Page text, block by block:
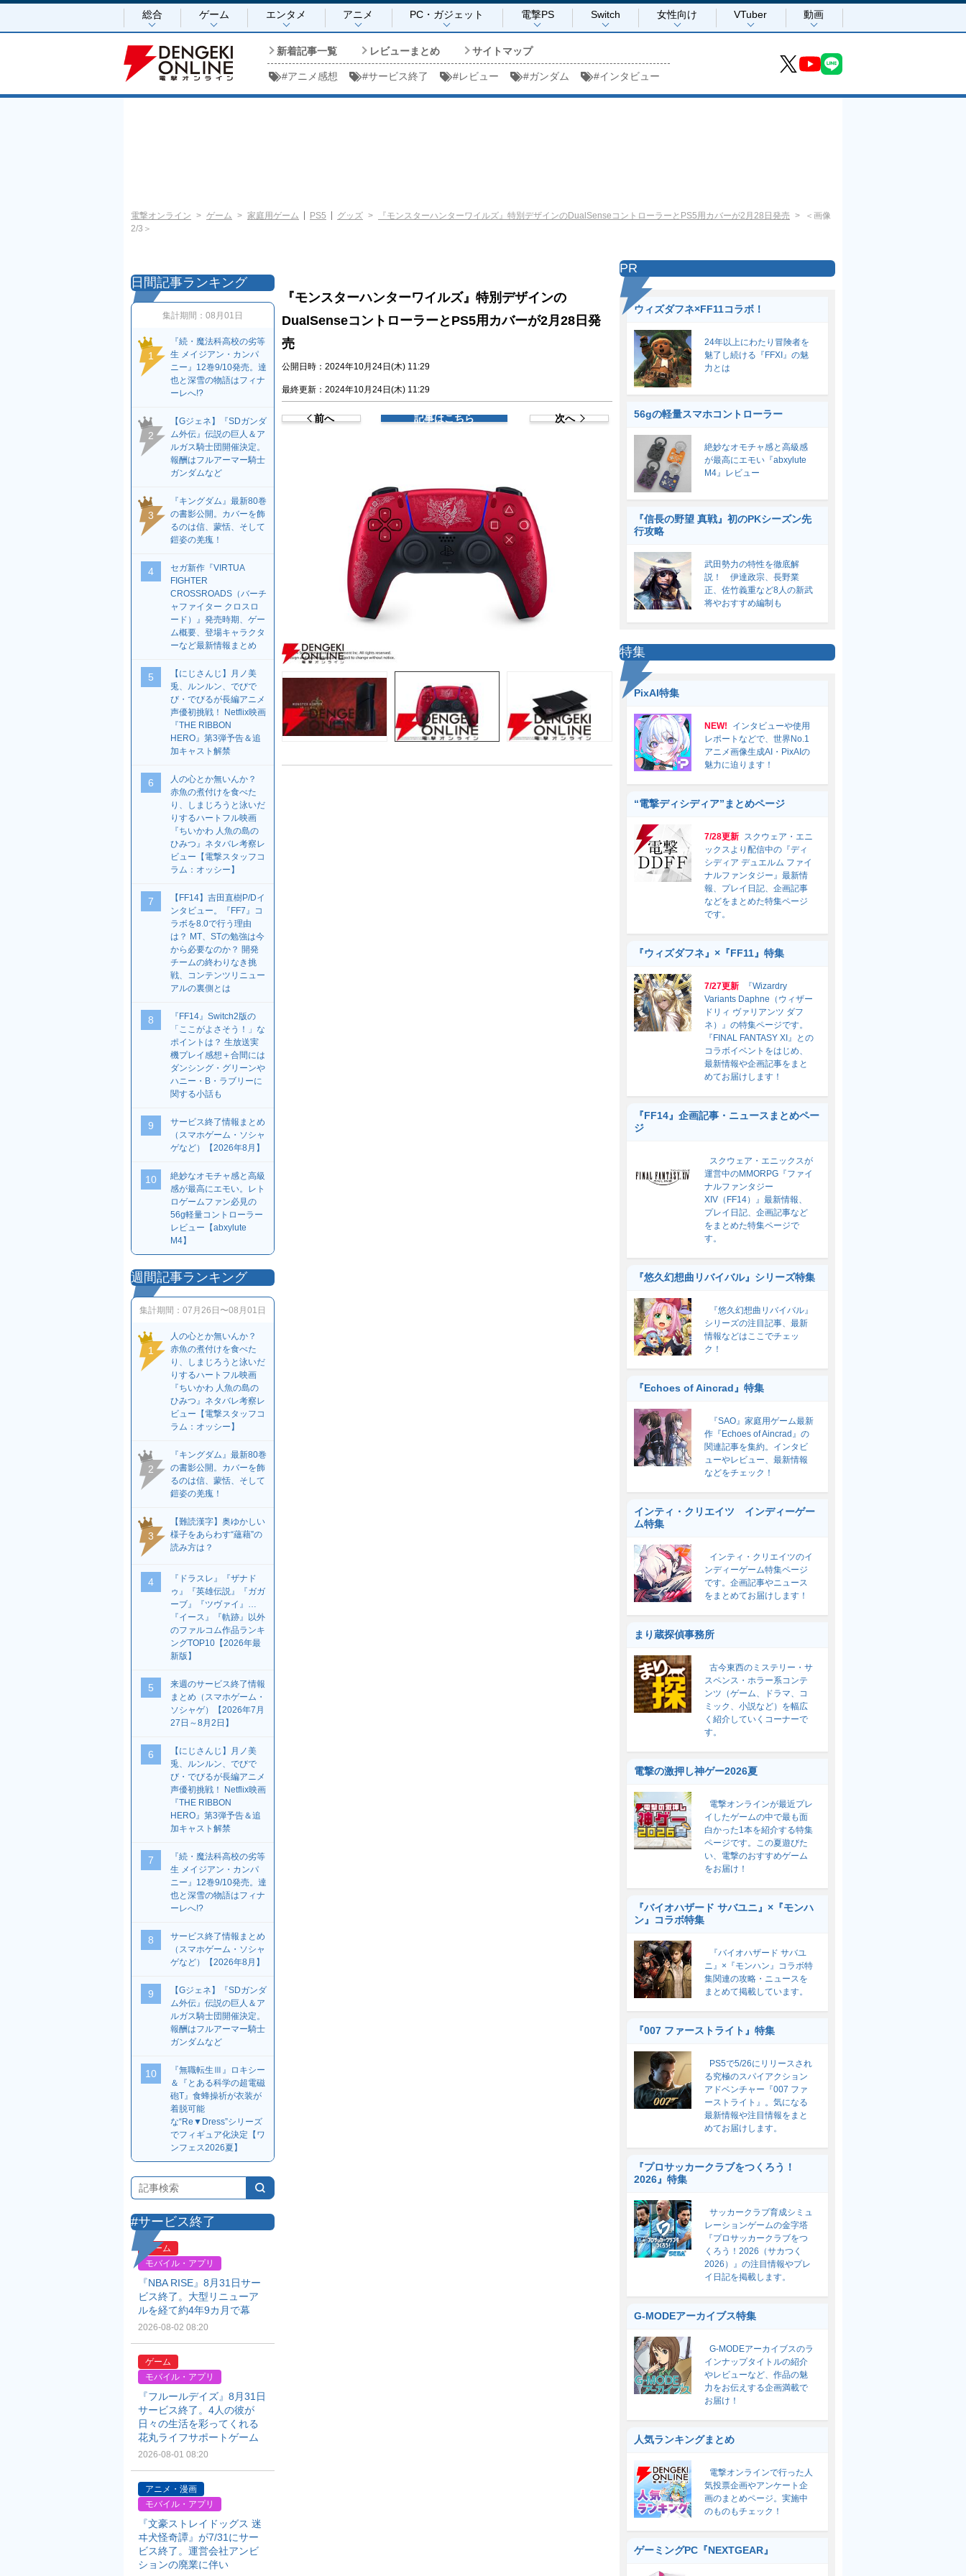
総合 ゲーム エンタメ アニメ PC・ガジェット 電撃PS Switch 女性向け VTuber 動画
新着記事一覧 レビューまとめ サイトマップ
#アニメ感想 #サービス終了 #レビュー #ガンダム #インタビュー
電撃オンライン ゲーム 家庭用ゲーム PS5 グッズ 『モンスターハンターワイルズ』特別デザインのDualSenseコントローラーとPS5用カバーが2月28日発売
＜画像
2/3＞
『モンスターハンターワイルズ』特別デザインの
DualSenseコントローラーとPS5用カバーが2月28日発
売
公開日時：2024年10月24日(木) 11:29
最終更新：2024年10月24日(木) 11:29
前へ 記事はこちら 次へ
日間記事ランキング
集計期間： 08月01日
1
『続・魔法科高校の劣等
生 メイジアン・カンパ
ニー』12巻9/10発売。達
也と深雪の物語はフィナ
ーレへ!?
2
【Gジェネ】『SDガンダ
ム外伝』伝説の巨人＆ア
ルガス騎士団開催決定。
報酬はフルアーマー騎士
ガンダムなど
3
『キングダム』最新80巻
の書影公開。カバーを飾
るのは信、蒙恬、そして
鎧姿の羌瘣！
4
セガ新作『VIRTUA
FIGHTER
CROSSROADS（バーチ
ャファイター クロスロ
ード）』発売時期、ゲー
ム概要、登場キャラクタ
ーなど最新情報まとめ
5
【にじさんじ】月ノ美
兎、ルンルン、でびで
び・でびるが長編アニメ
声優初挑戦！ Netflix映画
『THE RIBBON
HERO』第3弾予告＆追
加キャスト解禁
6
人の心とか無いんか？
赤魚の煮付けを食べた
り、しまじろうと泳いだ
りするハートフル映画
『ちいかわ 人魚の島の
ひみつ』ネタバレ考察レ
ビュー【電撃スタッフコ
ラム：オッシー】
7
【FF14】吉田直樹P/Dイ
ンタビュー。『FF7』コ
ラボを8.0で行う理由
は？ MT、STの勉強は今
から必要なのか？ 開発
チームの終わりなき挑
戦、コンテンツリニュー
アルの裏側とは
8
『FF14』Switch2版の
「ここがよさそう！」な
ポイントは？ 生放送実
機プレイ感想＋合間には
ダンシング・グリーンや
ハニー・B・ラブリーに
関する小話も
9
サービス終了情報まとめ
（スマホゲーム・ソシャ
ゲなど）【2026年8月】
10
絶妙なオモチャ感と高級
感が最高にエモい。レト
ロゲームファン必見の
56g軽量コントローラー
レビュー【abxylute
M4】
週間記事ランキング
集計期間： 07月26日〜08月01日
1
人の心とか無いんか？
赤魚の煮付けを食べた
り、しまじろうと泳いだ
りするハートフル映画
『ちいかわ 人魚の島の
ひみつ』ネタバレ考察レ
ビュー【電撃スタッフコ
ラム：オッシー】
2
『キングダム』最新80巻
の書影公開。カバーを飾
るのは信、蒙恬、そして
鎧姿の羌瘣！
3
【難読漢字】奥ゆかしい
様子をあらわす“蘊藉”の
読み方は？
4
『ドラスレ』『ザナド
ゥ』『英雄伝説』『ガガ
ーブ』『ツヴァイ』…
『イース』『軌跡』以外
のファルコム作品ランキ
ングTOP10【2026年最
新版】
5
来週のサービス終了情報
まとめ（スマホゲーム・
ソシャゲ）【2026年7月
27日～8月2日】
6
【にじさんじ】月ノ美
兎、ルンルン、でびで
び・でびるが長編アニメ
声優初挑戦！ Netflix映画
『THE RIBBON
HERO』第3弾予告＆追
加キャスト解禁
7
『続・魔法科高校の劣等
生 メイジアン・カンパ
ニー』12巻9/10発売。達
也と深雪の物語はフィナ
ーレへ!?
8
サービス終了情報まとめ
（スマホゲーム・ソシャ
ゲなど）【2026年8月】
9
【Gジェネ】『SDガンダ
ム外伝』伝説の巨人＆ア
ルガス騎士団開催決定。
報酬はフルアーマー騎士
ガンダムなど
10
『無職転生Ⅲ』ロキシー
＆『とある科学の超電磁
砲T』食蜂操祈が衣装が
着脱可能
な“Re▼Dress”シリーズ
でフィギュア化決定【ワ
ンフェス2026夏】
#サービス終了
ゲーム
モバイル・アプリ
『NBA RISE』8月31日サー
ビス終了。大型リニューア
ルを経て約4年9カ月で幕
2026-08-02 08:20
ゲーム
モバイル・アプリ
『フルールデイズ』8月31日
サービス終了。4人の彼が
日々の生活を彩ってくれる
花丸ライフサポートゲーム
2026-08-01 08:20
アニメ・漫画
モバイル・アプリ
『文豪ストレイドッグス 迷
ヰ犬怪奇譚』が7/31にサー
ビス終了。運営会社アンビ
ションの廃業に伴い
PR
ウィズダフネ×FF11コラボ！
24年以上にわたり冒険者を
魅了し続ける『FFXI』の魅
力とは
56gの軽量スマホコントローラー
絶妙なオモチャ感と高級感
が最高にエモい『abxylute
M4』レビュー
『信長の野望 真戦』初のPKシーズン先
行攻略
武田勢力の特性を徹底解
説！ 伊達政宗、長野業
正、佐竹義重など8人の新武
将やおすすめ編制も
特集
PixAI特集
NEW!
インタビューや使用
レポートなどで、世界No.1
アニメ画像生成AI・PixAIの
魅力に迫ります！
“電撃ディシディア”まとめページ
7/28更新 スクウェア・エニ
ックスより配信中の『ディ
シディア デュエルム ファイ
ナルファンタジー』最新情
報、プレイ日記、企画記事
などをまとめた特集ページ
です。
『ウィズダフネ』×『FF11』特集
7/27更新
『Wizardry
Variants Daphne（ウィザー
ドリィ ヴァリアンツ ダフ
ネ）』の特集ページです。
『FINAL FANTASY XI』との
コラボイベントをはじめ、
最新情報や企画記事をまと
めてお届けします！
『FF14』企画記事・ニュースまとめペー
ジ
スクウェア・エニックスが
運営中のMMORPG『ファイ
ナルファンタジー
XIV（FF14）』最新情報、
プレイ日記、企画記事など
をまとめた特集ページで
す。
『悠久幻想曲リバイバル』シリーズ特集
『悠久幻想曲リバイバル』
シリーズの注目記事、最新
情報などはここでチェッ
ク！
『Echoes of Aincrad』特集
『SAO』家庭用ゲーム最新
作『Echoes of Aincrad』の
関連記事を集約。インタビ
ューやレビュー、最新情報
などをチェック！
インティ・クリエイツ インディーゲー
ム特集
インティ・クリエイツのイ
ンディーゲーム特集ページ
です。企画記事やニュース
をまとめてお届けします！
まり蔵探偵事務所
古今東西のミステリー・サ
スペンス・ホラー系コンテ
ンツ（ゲーム、ドラマ、コ
ミック、小説など）を幅広
く紹介していくコーナーで
す。
電撃の激押し神ゲー2026夏
電撃オンラインが最近プレ
イしたゲームの中で最も面
白かった1本を紹介する特集
ページです。この夏遊びた
い、電撃のおすすめゲーム
をお届け！
『バイオハザード サバユニ』×『モンハ
ン』コラボ特集
『バイオハザード サバユ
ニ』×『モンハン』コラボ特
集関連の攻略・ニュースを
まとめて掲載しています。
『007 ファーストライト』特集
PS5で5/26にリリースされ
る究極のスパイアクション
アドベンチャー『007 ファ
ーストライト』。気になる
最新情報や注目情報をまと
めてお届けします。
『プロサッカークラブをつくろう！
2026』特集
サッカークラブ育成シミュ
レーションゲームの金字塔
『プロサッカークラブをつ
くろう！2026（サカつく
2026）』の注目情報やプレ
イ日記を掲載します。
G-MODEアーカイブス特集
G-MODEアーカイブスのラ
インナップタイトルの紹介
やレビューなど、作品の魅
力をお伝えする企画満載で
お届け！
人気ランキングまとめ
電撃オンラインで行った人
気投票企画やアンケート企
画のまとめページ。実施中
のものもチェック！
ゲーミングPC『NEXTGEAR』